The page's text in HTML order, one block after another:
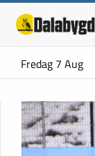
Fredag 7 Aug